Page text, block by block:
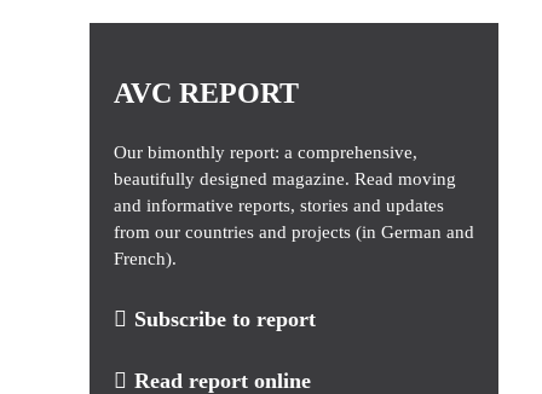
AVC REPORT
Our bimonthly report: a comprehensive,
beautifully designed magazine. Read moving
and informative reports, stories and updates
from our countries and projects (in German and
French).
Subscribe to report
Read report online